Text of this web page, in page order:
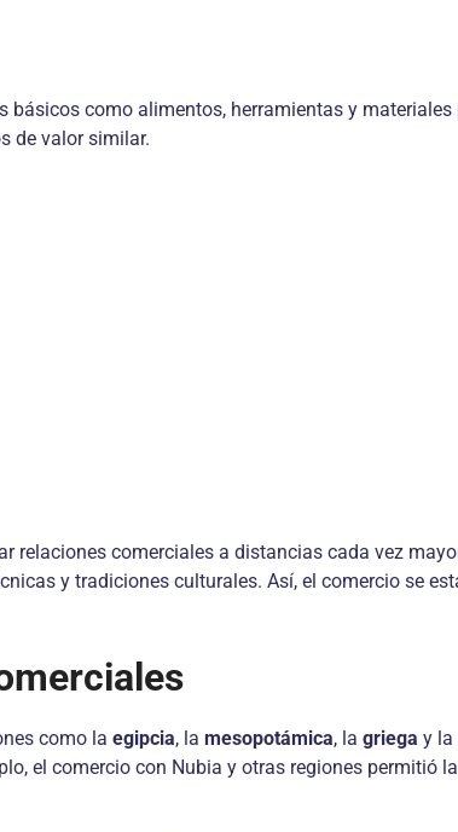
como alimentos, herramientas y materiales
de valor similar.
relaciones comerciales a distancias cada vez
y tradiciones culturales. Así, el comercio se
como la egipcia, la mesopotámica, la griega y la
el comercio con Nubia y otras regiones permitió